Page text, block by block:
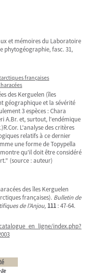
et mémoires du Laboratoire
phytogéographie, fasc. 31,
françaises
des Kerguelen (îles
géographique et la sévérité
3 espèces : Chara
A.Br. et, surtout, l'endémique
L'analyse des critères
relatifs à ce dernier
une forme de Topypella
qu'il doit être considéré
(source : auteur)
des îles Kerguelen
françaises). Bulletin de
de l'Anjou, 111: 47-64.
index.php?